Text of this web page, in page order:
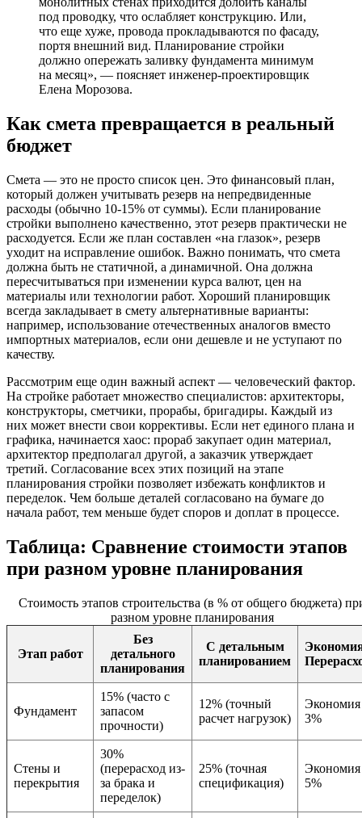
под проводку, что ослабляет конструкцию. Или,
что еще хуже, провода прокладываются по фасаду,
портя внешний вид. Планирование стройки
должно опережать заливку фундамента минимум
на месяц», — поясняет инженер-проектировщик
Елена Морозова.
Как смета превращается в реальный
бюджет
Смета — это не просто список цен. Это финансовый план,
который должен учитывать резерв на непредвиденные
расходы (обычно 10-15% от суммы). Если планирование
стройки выполнено качественно, этот резерв практически не
расходуется. Если же план составлен «на глазок», резерв
уходит на исправление ошибок. Важно понимать, что смета
должна быть не статичной, а динамичной. Она должна
пересчитываться при изменении курса валют, цен на
материалы или технологии работ. Хороший планировщик
всегда закладывает в смету альтернативные варианты:
например, использование отечественных аналогов вместо
импортных материалов, если они дешевле и не уступают по
качеству.
Рассмотрим еще один важный аспект — человеческий фактор.
На стройке работает множество специалистов: архитекторы,
конструкторы, сметчики, прорабы, бригадиры. Каждый из
них может внести свои коррективы. Если нет единого плана и
графика, начинается хаос: прораб закупает один материал,
архитектор предполагал другой, а заказчик утверждает
третий. Согласование всех этих позиций на этапе
планирования стройки позволяет избежать конфликтов и
переделок. Чем больше деталей согласовано на бумаге до
начала работ, тем меньше будет споров и доплат в процессе.
Таблица: Сравнение стоимости этапов
при разном уровне планирования
Стоимость этапов строительства (в % от общего бюджета)
разном уровне планирования
Этап работ
Без
детального
планирования
С детальным
планированием
Фундамент
15% (часто с
запасом
прочности)
12% (точный
расчет нагрузок)
Экономия
3%
Стены и
перекрытия
30%
(перерасход из-
за брака и
переделок)
25% (точная
спецификация)
Экономия
5%